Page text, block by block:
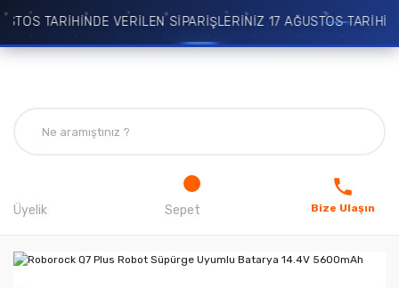
TARİHİNDE VERİLEN SİPARİŞLERİNİZ 17 AĞUSTOS
Üyelik Sepet Bize Ulaşın